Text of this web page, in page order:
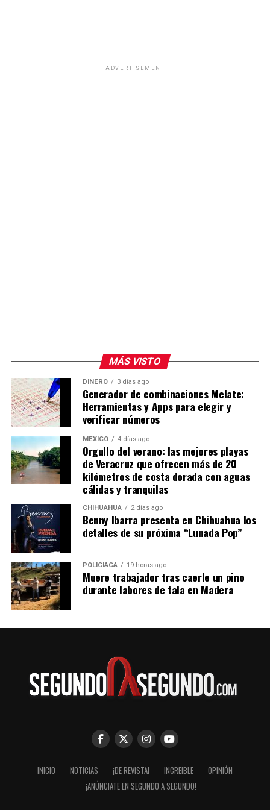
ADVERTISEMENT
MÁS VISTO
DINERO 3 días ago
Generador de combinaciones Melate:
Herramientas y Apps para elegir y
verificar números
MÉXICO 4 días ago
Orgullo del verano: las mejores playas
de Veracruz que ofrecen más de 20
kilómetros de costa dorada con aguas
cálidas y tranquilas
CHIHUAHUA 2 días ago
Benny Ibarra presenta en Chihuahua los
detalles de su próxima “Lunada Pop”
POLICIACA 19 horas ago
Muere trabajador tras caerle un pino
durante labores de tala en Madera
INICIO NOTICIAS ¡DE REVISTA! INCREIBLE
OPINIÓN
¡ANÚNCIATE EN SEGUNDO A SEGUNDO!